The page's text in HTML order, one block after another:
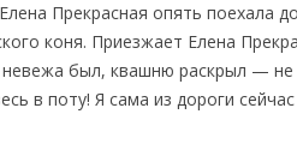
Прекрасная опять поехала
коня. Приезжает Елена
был, квашню раскрыл — не
в поту! Я сама из дороги